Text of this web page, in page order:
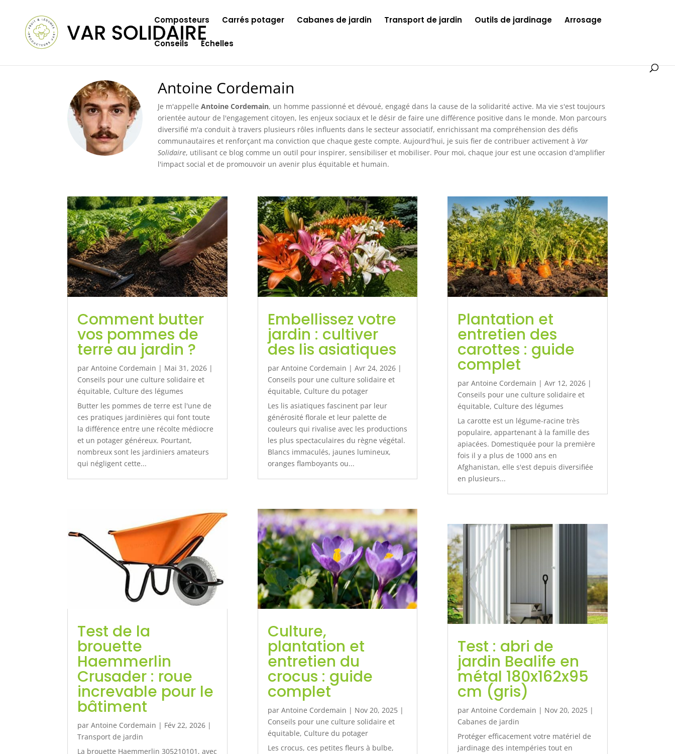
Composteurs Carrés potager Cabanes de jardin Transport de jardin Outils de jardinage Arrosage
Conseils Échelles
Antoine Cordemain
Je m'appelleAntoine Cordemain, un homme passionné et dévoué, engagé dans la cause de la solidarité active. Ma vie s'est toujours
orientée autour de l'engagement citoyen, les enjeux sociaux et le désir de faire une différence positive dans le monde. Mon parcours
diversifié m'a conduit à travers plusieurs rôles influents dans le secteur associatif, enrichissant ma compréhension des défis
communautaires et renforçant ma conviction que chaque geste compte. Aujourd'hui, je suis fier de contribuer activement à Var
Solidaire, utilisant ce blog comme un outil pour inspirer, sensibiliser et mobiliser. Pour moi, chaque jour est une occasion d'amplifier
l'impact social et de promouvoir un avenir plus équitable et humain.
Comment butter
vos pommes de
terre au jardin ?
parAntoine Cordemain | Mai 31, 2026 |
Conseils pour une culture solidaire et
équitable, Culture des légumes
Butter les pommes de terre est l'une de
ces pratiques jardinières qui font toute
la différence entre une récolte médiocre
et un potager généreux. Pourtant,
nombreux sont les jardiniers amateurs
qui négligent cette...
Test de la
brouette
Haemmerlin
Crusader : roue
increvable pour le
bâtiment
parAntoine Cordemain | Fév 22, 2026 |
Transport de jardin
La brouette Haemmerlin 305210101, avec
Embellissez votre
jardin : cultiver
des lis asiatiques
par Antoine Cordemain | Avr 24, 2026|
Conseils pour une culture solidaire et
équitable, Culture du potager
Les lis asiatiques fascinent par leur
générosité florale et leur palette de
couleurs qui rivalise avec les productions
les plus spectaculaires du règne végétal.
Blancs immaculés, jaunes lumineux,
oranges flamboyants ou...
Culture,
plantation et
entretien du
crocus : guide
complet
par Antoine Cordemain | Nov 20, 2025|
Conseils pour une culture solidaire et
équitable, Culture du potager
Les crocus, ces petites fleurs à bulbe,
Plantation et
entretien des
carottes : guide
complet
par Antoine Cordemain | Avr 12, 2026|
Conseils pour une culture solidaire et
équitable, Culture des légumes
La carotte est un légume-racine très
populaire, appartenant à la famille des
apiacées. Domestiquée pour la première
fois il y a plus de 1000 ans en
Afghanistan, elle s'est depuis diversifiée
en plusieurs...
Test : abri de
jardin Bealife en
métal 180x162x95
cm (gris)
par Antoine Cordemain | Nov 20, 2025|
Cabanes de jardin
Protéger efficacement votre matériel de
jardinage des intempéries tout en